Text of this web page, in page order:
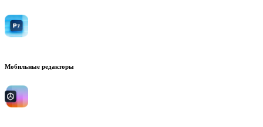
Мобильные редакторы